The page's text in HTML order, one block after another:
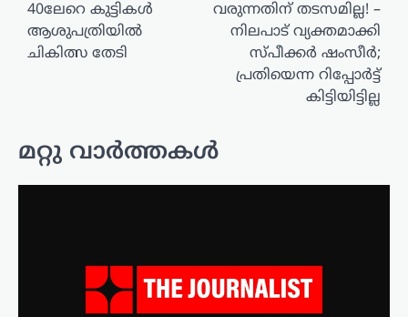
40ലേറെ കുട്ടികൾ
ആശുപത്രിയിൽ
ചികിത്സ തേടി
വരുന്നതിന് തടസമില്ല! –
നിലപാട് വ്യക്തമാക്കി
സ്പീക്കർ ഷംസീർ;
പ്രതിയെന്ന റിപ്പോർട്ട്
കിട്ടിയിട്ടില്ല
മറ്റു വാർത്തകൾ